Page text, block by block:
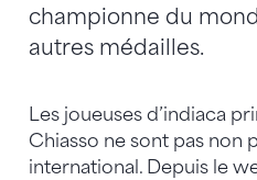
championne du
autres médailles.
Les joueuses d’indiaca
Chiasso ne sont pas non
international. Depuis le